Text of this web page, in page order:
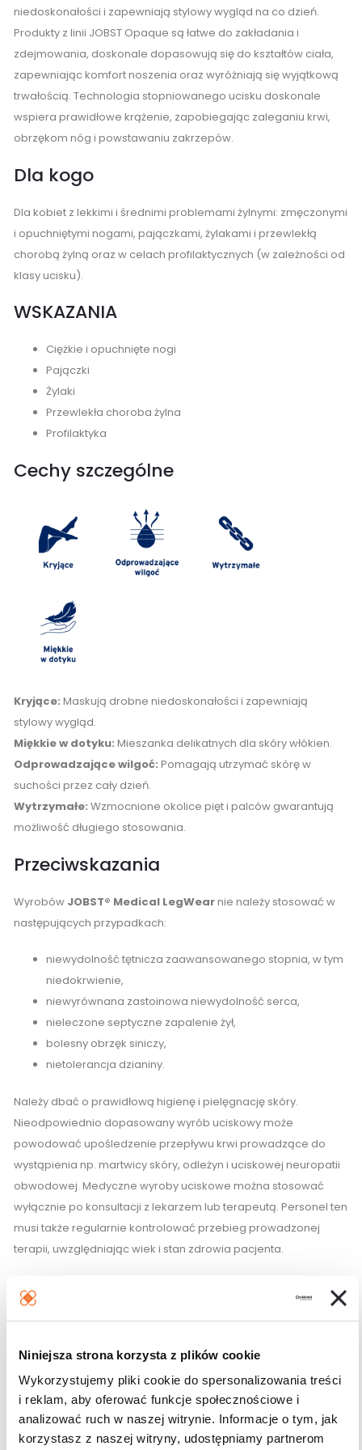
Niniejsza strona korzysta z plików cookie
Wykorzystujemy pliki cookie do spersonalizowania treści
i reklam, aby oferować funkcje społecznościowe i
analizować ruch w naszej witrynie. Informacje o tym, jak
korzystasz z naszej witryny, udostępniamy partnerom
niedoskonałości i zapewniają stylowy wygląd na co dzień.
Produkty z linii JOBST Opaque są łatwe do zakładania i
zdejmowania, doskonale dopasowują się do kształtów ciała,
zapewniając komfort noszenia oraz wyróżniają się wyjątkową
trwałością. Technologia stopniowanego ucisku doskonale
wspiera prawidłowe krążenie, zapobiegając zaleganiu krwi,
obrzękom nóg i powstawaniu zakrzepów.
Dla kogo
Dla kobiet z lekkimi i średnimi problemami żylnymi: zmęczonymi
i opuchniętymi nogami, pajączkami, żylakami i przewlekłą
chorobą żylną oraz w celach profilaktycznych (w zależności od
klasy ucisku).
WSKAZANIA
Ciężkie i opuchnięte nogi
Pajączki
Żylaki
Przewlekła choroba żylna
Profilaktyka
Cechy szczególne
Kryjące: Maskują drobne niedoskonałości i zapewniają
stylowy wygląd.
Miękkie w dotyku: Mieszanka delikatnych dla skóry włókien.
Odprowadzające wilgoć: Pomagają utrzymać skórę w
suchości przez cały dzień.
Wytrzymałe: Wzmocnione okolice pięt i palców gwarantują
możliwość długiego stosowania.
Przeciwskazania
Wyrobów JOBST® Medical LegWearnie należy stosować w
następujących przypadkach:
niewydolność tętnicza zaawansowanego stopnia, w tym
niedokrwienie,
niewyrównana zastoinowa niewydolność serca,
nieleczone septyczne zapalenie żył,
bolesny obrzęk siniczy,
nietolerancja dzianiny.
Należy dbać o prawidłową higienę i pielęgnację skóry.
Nieodpowiednio dopasowany wyrób uciskowy może
powodować upośledzenie przepływu krwi prowadzące do
wystąpienia np. martwicy skóry, odleżyn i uciskowej neuropatii
obwodowej. Medyczne wyroby uciskowe można stosować
wyłącznie po konsultacji z lekarzem lub terapeutą. Personel ten
musi także regularnie kontrolować przebieg prowadzonej
terapii, uwzględniając wiek i stan zdrowia pacjenta.
celu odpowiedniego dobrania rozmiaru wyrobu i określenia,
standardowym. Przy ponownym zamawianiu wyrobu po 6
pacjenta, ponieważ obwody kończyn mogą ulec zmianie.
W przypadku odczuwania dyskomfortu, dolegliwości bólowych